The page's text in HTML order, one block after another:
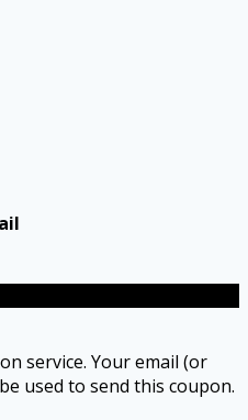
service. Your email (or
used to send this coupon.